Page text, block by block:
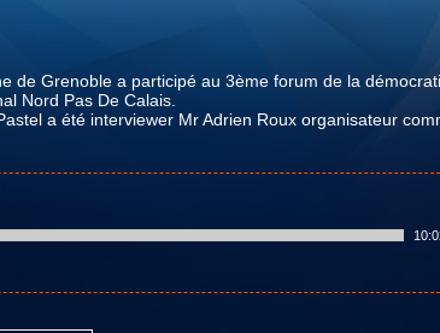
de Grenoble a participé au 3ème forum de la
Nord Pas De Calais.
a été interviewer Mr Adrien Roux organisateur